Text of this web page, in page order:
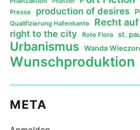
Pflanzen
Presse production of desires
Qualifizierung Hafenkante Recht
right to the city Rote Flora st.
Urbanismus Wanda
Wunschproduktion
META